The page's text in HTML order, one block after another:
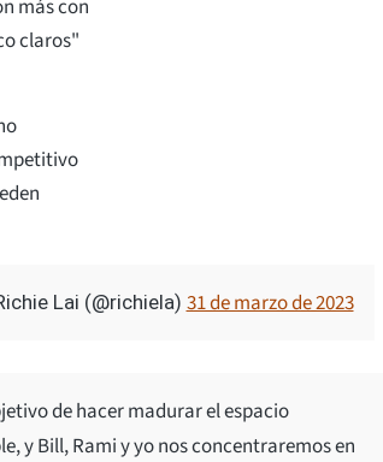
más con
claros"
Lai (@richiela) 31 de marzo de 2023
de hacer madurar el espacio
y Bill, Rami y yo nos concentraremos en